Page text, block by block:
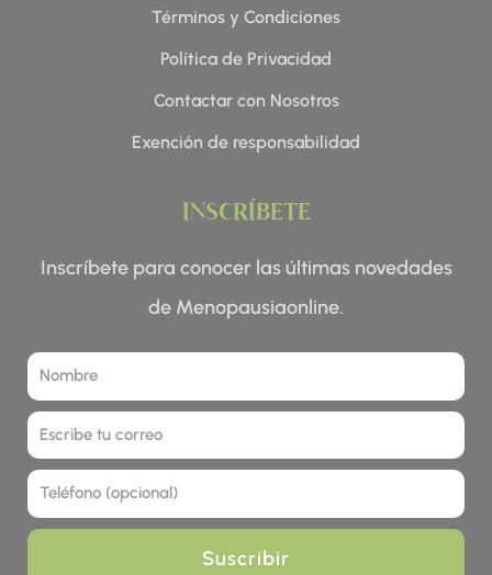
Términos y Condiciones
Política de Privacidad
Contactar con Nosotros
Exención de responsabilidad
INSCRÍBETE
Inscríbete para conocer las últimas novedades
de Menopausiaonline.
Nombre
Correo
Tel
Suscribir